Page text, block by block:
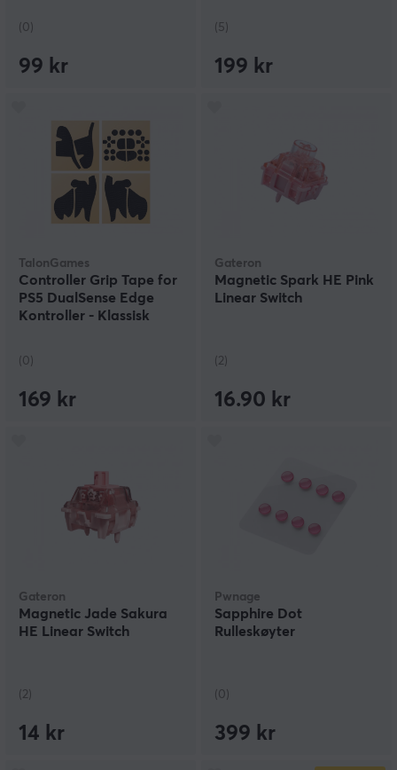
(0)
99 kr
(5)
199 kr
TalonGames
Controller Grip Tape for
PS5 DualSense Edge
Kontroller - Klassisk
(0)
169 kr
Gateron
Magnetic Spark HE Pink
Linear Switch
(2)
16.90 kr
Gateron
Magnetic Jade Sakura
HE Linear Switch
(2)
14 kr
Pwnage
Sapphire Dot
Rulleskøyter
(0)
399 kr